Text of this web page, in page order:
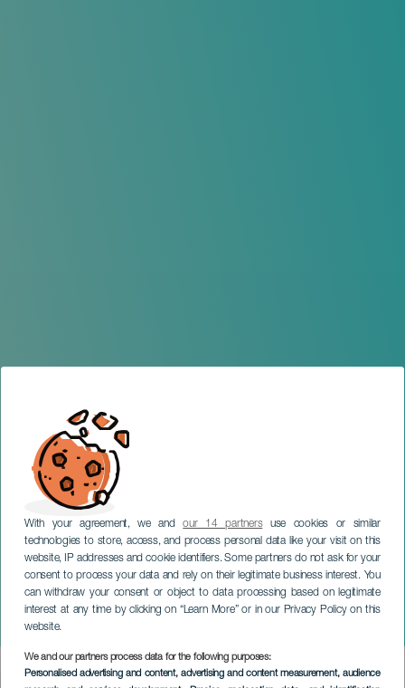
With your agreement, we andour 14 partnersuse cookies or similar
technologies to store, access, and process personal data like your visit on this
website, IP addresses and cookie identifiers. Some partners do not ask for your
consent to process your data and rely on their legitimate business interest. You
can withdraw your consent or object to data processing based on legitimate
interest at any time by clicking on “Learn More” or in our Privacy Policy on this
website.
We and our partners process data for the following purposes:
Personalised advertising and content, advertising and content measurement, audience
La Marina Festival
GRAN CANARIA
Imagen